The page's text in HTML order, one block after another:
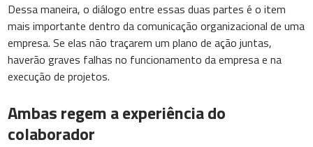
Dessa maneira, o diálogo entre essas duas partes é o item
mais importante dentro da comunicação organizacional de uma
empresa. Se elas não traçarem um plano de ação juntas,
haverão graves falhas no funcionamento da empresa e na
execução de projetos.
Ambas regem a experiência do
colaborador